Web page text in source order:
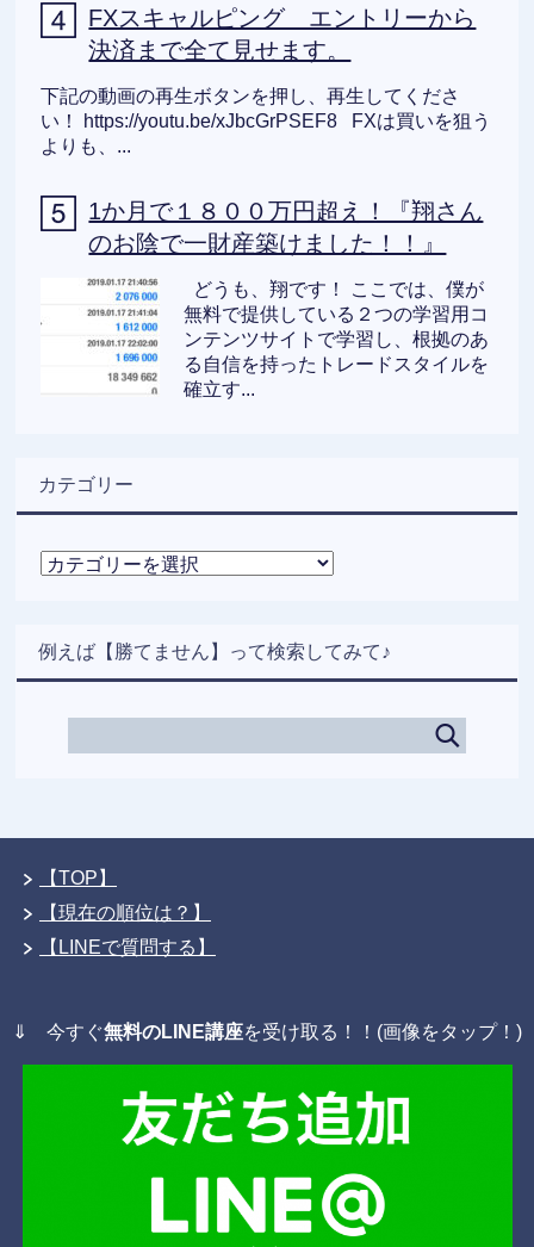
FXスキャルピング エントリーから
決済まで全て見せます。
下記の動画の再生ボタンを押し、再生してくださ
い！ https://youtu.be/xJbcGrPSEF8 FXは買いを狙う
よりも、...
1か月で１８００万円超え！『翔さん
のお陰で一財産築けました！！』
どうも、翔です！ ここでは、僕が
無料で提供している２つの学習用コ
ンテンツサイトで学習し、根拠のあ
る自信を持ったトレードスタイルを
確立す...
カテゴリー
カ
ー
例えば【勝てません】って検索してみて♪
【TOP】
【現在の順位は？】
【LINEで質問する】
⇓ 今すぐ無料のLINE講座を受け取る！！(画像をタップ！)